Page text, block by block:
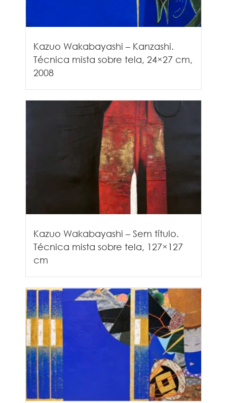
Kazuo Wakabayashi – Kanzashi.
Técnica mista sobre tela, 24×27 cm,
2008
Kazuo Wakabayashi – Sem título.
Técnica mista sobre tela, 127×127
cm